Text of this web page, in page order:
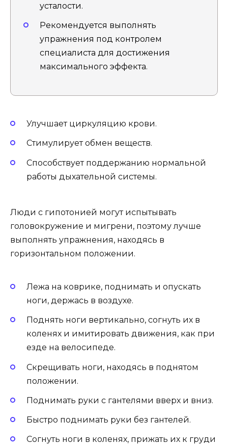
усталости.
Рекомендуется выполнять
упражнения под контролем
специалиста для достижения
максимального эффекта.
Улучшает циркуляцию крови.
Стимулирует обмен веществ.
Способствует поддержанию нормальной
работы дыхательной системы.
Люди с гипотонией могут испытывать
головокружение и мигрени, поэтому лучше
выполнять упражнения, находясь в
горизонтальном положении.
Лежа на коврике, поднимать и опускать
ноги, держась в воздухе.
Поднять ноги вертикально, согнуть их в
коленях и имитировать движения, как при
езде на велосипеде.
Скрещивать ноги, находясь в поднятом
положении.
Поднимать руки с гантелями вверх и вниз.
Быстро поднимать руки без гантелей.
Согнуть ноги в коленях, прижать их к груди